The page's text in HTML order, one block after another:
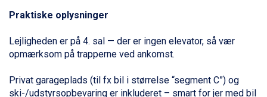
Champoluc fra DKK 3.795
Fieberbrunn fra DKK 6.145
Wagrain fra DKK 4.645
St. Anton fra DKK 7.245
Zell am See fra DKK 4.095
Praktiske oplysninger
Lejligheden er på 4. sal — der er ingen elevator, så vær
opmærksom på trapperne ved ankomst.
Privat garageplads (til fx bil i størrelse “segment C”) og
ski-/udstyrsopbevaring er inkluderet – smart for jer med bil